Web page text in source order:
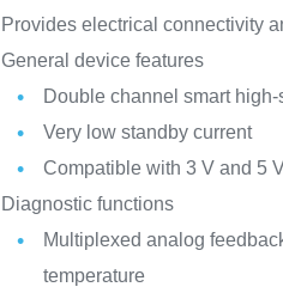
Provides electrical connectivity
General device features
Double channel smart
Very low standby current
Compatible with 3 V and 5
Diagnostic functions
Multiplexed analog
temperature